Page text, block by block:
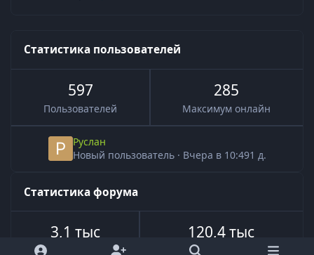
Статистика пользователей
597
Пользователей
285
Максимум онлайн
Руслан
Новый пользователь · Вчера в 10:491 д.
Статистика форума
3,1 тыс
Всего сообщений
120,4 тыс